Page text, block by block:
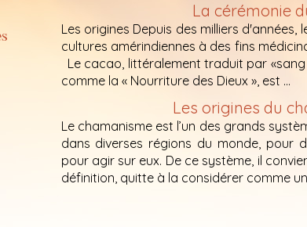
La cérémonie
Les origines Depuis des milliers d'années,
cultures amérindiennes à des fins
Le cacao, littéralement traduit par
comme la « Nourriture des Dieux », est ...
Les origines du
Le chamanisme est l’un des grands
dans diverses régions du monde, pour
pour agir sur eux. De ce système, il
définition, quitte à la considérer comme